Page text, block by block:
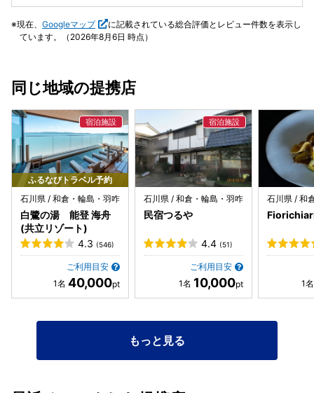
現在、 Googleマップ
に記載されている総合評価とレビュー件数を表示し
ています。（2026年8月6日 時点）
同じ地域の提携店
ふるなびトラベル予約
石川県 / 和倉・輪島・羽咋
白鷺の湯 能登 海舟
(共立リゾート)
4.3 (546)
ご利用目安
40,000
石川県 / 和倉・輪島・羽咋
民宿つるや
4.4 (51)
ご利用目安
10,000
石川県 / 和
もっと見る